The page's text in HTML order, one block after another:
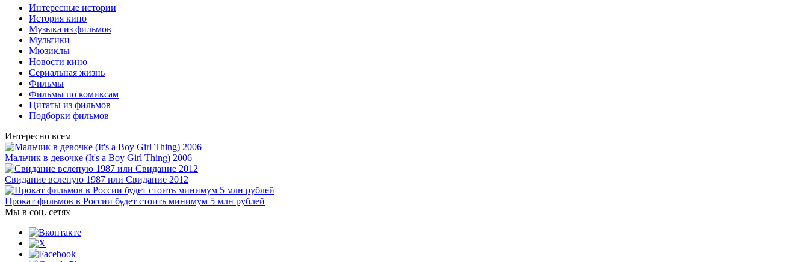
Интересные истории
История кино
Музыка из фильмов
Мультики
Мюзиклы
Новости кино
Сериальная жизнь
Фильмы
Фильмы по комиксам
Цитаты из фильмов
Подборки фильмов
Интересно всем
Мальчик в девочке (It's a Boy Girl Thing) 2006
Свидание вслепую 1987 или Свидание 2012
Прокат фильмов в России будет стоить минимум 5 млн рублей
Мы в соц. сетях